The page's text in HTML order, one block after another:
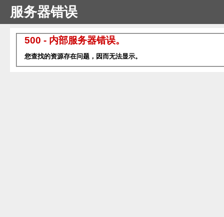
服务器错误
500 - 内部服务器错误。
您查找的资源存在问题，因而无法显示。